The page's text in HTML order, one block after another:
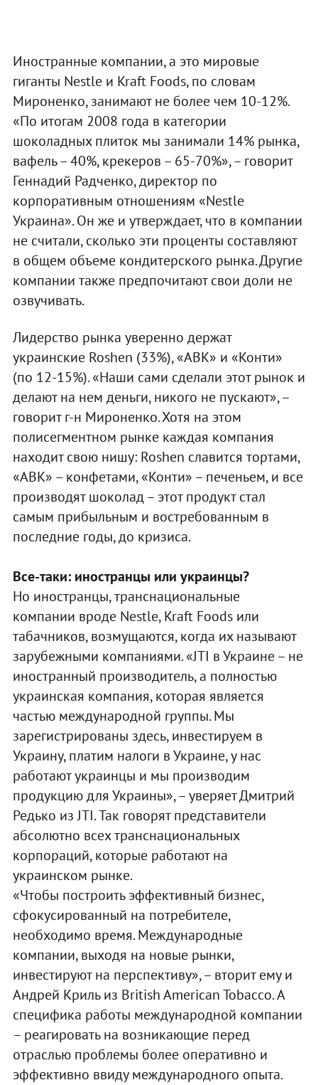
Иностранные компании, а это мировые
гиганты Nestle и Kraft Foods, по словам
Мироненко, занимают не более чем 10-12%.
«По итогам 2008 года в категории
шоколадных плиток мы занимали 14% рынка,
вафель – 40%, крекеров – 65-70%», – говорит
Геннадий Радченко, директор по
корпоративным отношениям «Nestle
Украина». Он же и утверждает, что в компании
не считали, сколько эти проценты составляют
в общем объеме кондитерского рынка. Другие
компании также предпочитают свои доли не
озвучивать.
Лидерство рынка уверенно держат
украинские Roshen (33%), «АВК» и «Конти»
(по 12-15%). «Наши сами сделали этот рынок и
делают на нем деньги, никого не пускают», –
говорит г-н Мироненко. Хотя на этом
полисегментном рынке каждая компания
находит свою нишу: Roshen славится тортами,
«АВК» – конфетами, «Конти» – печеньем, и все
производят шоколад – этот продукт стал
самым прибыльным и востребованным в
последние годы, до кризиса.
Все-таки: иностранцы или украинцы?
Но иностранцы, транснациональные
компании вроде Nestle, Kraft Foods или
табачников, возмущаются, когда их называют
зарубежными компаниями. «JTI в Украине – не
иностранный производитель, а полностью
украинская компания, которая является
частью международной группы. Мы
зарегистрированы здесь, инвестируем в
Украину, платим налоги в Украине, у нас
работают украинцы и мы производим
продукцию для Украины», – уверяет Дмитрий
Редько из JTI. Так говорят представители
абсолютно всех транснациональных
корпораций, которые работают на
украинском рынке.
«Чтобы построить эффективный бизнес,
сфокусированный на потребителе,
необходимо время. Международные
компании, выходя на новые рынки,
инвестируют на перспективу», – вторит ему и
Андрей Криль из British American Tobacco. А
специфика работы международной компании
– реагировать на возникающие перед
отраслью проблемы более оперативно и
эффективно ввиду международного опыта.